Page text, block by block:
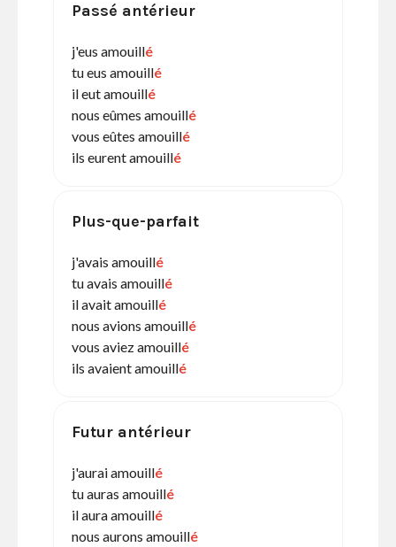
Passé antérieur
j'eus amouillé
tu eus amouillé
il eut amouillé
nous eûmes amouillé
vous eûtes amouillé
ils eurent amouillé
Plus-que-parfait
j'avais amouillé
tu avais amouillé
il avait amouillé
nous avions amouillé
vous aviez amouillé
ils avaient amouillé
Futur antérieur
j'aurai amouillé
tu auras amouillé
il aura amouillé
nous aurons amouillé